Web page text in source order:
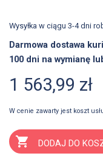
Wysyłka w ciągu 3-4 dni
Darmowa dostawa
100 dni na wymianę
1 563,99 zł
W cenie zawarty jest koszt
 DODAJ DO